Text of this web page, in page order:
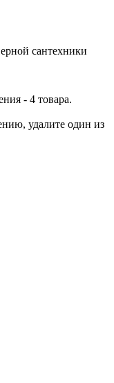
сантехники
- 4 товара.
удалите один из